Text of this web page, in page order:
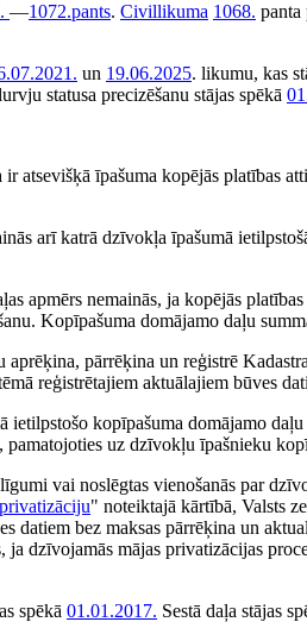
—1072.pants. Civillikuma 1068. panta
un 19.06.2025. likumu, kas
statusa precizēšanu stājas spēkā
atsevišķā īpašuma kopējās platības
arī katrā dzīvokļa īpašumā
apmērs nemainās, ja kopējās
Kopīpašuma domājamo daļu
pārrēķina un reģistrē
reģistrētajiem aktuālajiem būves
kopīpašuma domājamo
uz dzīvokļu īpašnieku
vai noslēgtas vienošanās par
" noteiktajā kārtībā, Valsts
datiem bez maksas pārrēķina un
dzīvojamās mājas privatizācijas
spēkā 01.01.2017. Sestā daļa stājas